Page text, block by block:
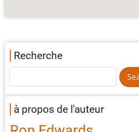
Recherche
à propos de l'auteur